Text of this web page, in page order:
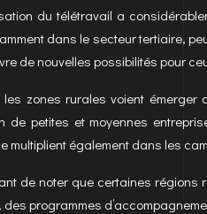
du télétravail a
dans le secteur tertiaire,
de nouvelles possibilités pour
les zones rurales voient émerger
de petites et moyennes
multiplient également dans les
de noter que certaines
des programmes